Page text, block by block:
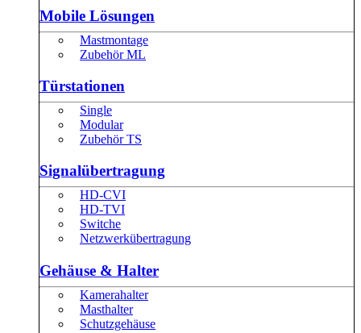
Mobile Lösungen
Mastmontage
Zubehör ML
Türstationen
Single
Modular
Zubehör TS
Signalübertragung
HD-CVI
HD-TVI
Switche
Netzwerkübertragung
Gehäuse & Halter
Kamerahalter
Masthalter
Schutzgehäuse